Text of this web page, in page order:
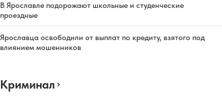
В Ярославле подорожают школьные и студенческие
проездные
Ярославца освободили от выплат по кредиту, взятого под
влиянием мошенников
Криминал